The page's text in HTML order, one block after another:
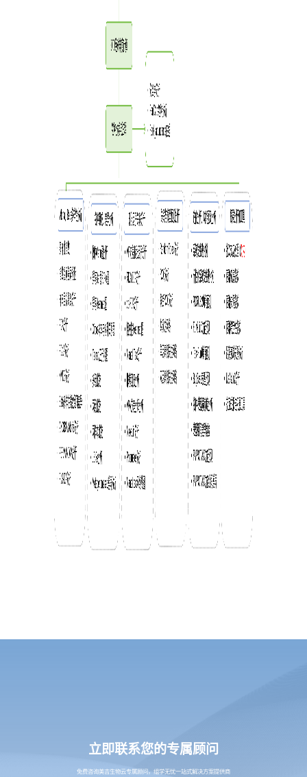
立即联系您的专属顾问
免费咨询美吉生物云专属顾问，组学无忧一站式解决方案提供商